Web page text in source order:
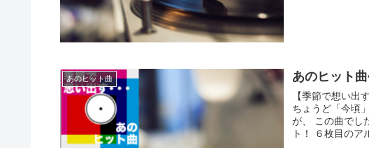
あのヒット曲 あのヒット
【季節で想い出
ちょうど「今頃
が、 この曲でし
ト！ ６枚目のア